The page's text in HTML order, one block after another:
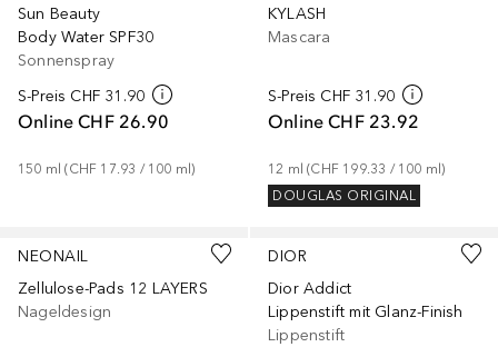
Sun Beauty
Body Water SPF30
Sonnenspray
S-Preis CHF 31.90
Online CHF 26.90
150 ml (CHF 17.93 / 100 ml)
KYLASH
Mascara
S-Preis CHF 31.90
Online CHF 23.92
12 ml (CHF 199.33 / 100 ml)
DOUGLAS ORIGINAL
NEONAIL
Zellulose-Pads 12 LAYERS
Nageldesign
DIOR
Dior Addict
Lippenstift mit Glanz-Finish
Lippenstift
+31